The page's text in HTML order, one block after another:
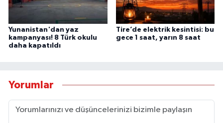
Yunanistan'dan yaz
kampanyası! 8 Türk okulu
daha kapatıldı
Tire’de elektrik kesintisi: bu
gece 1 saat, yarın 8 saat
Yorumlar